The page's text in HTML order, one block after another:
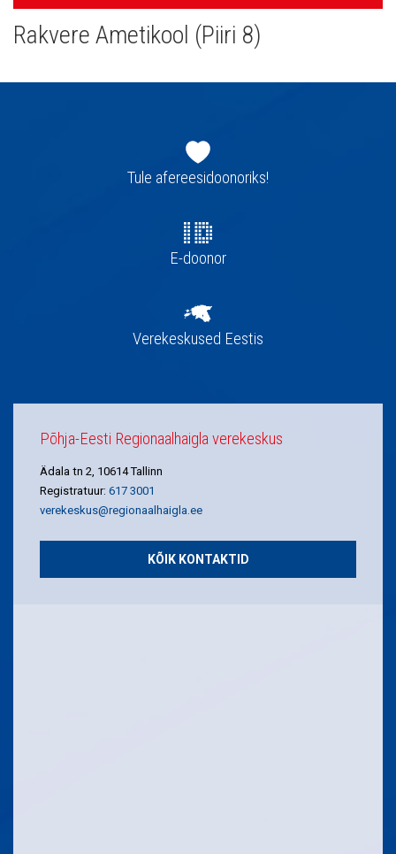
navigatsioon
Rakvere Ametikool (Piiri 8)
navigatsioonTule afereesidoonoriks!
E-doonor
Verekeskused Eestis
Põhja-Eesti Regionaalhaigla verekeskus
Ädala tn 2, 10614 Tallinn
Registratuur: 617 3001
verekeskus@regionaalhaigla.ee
KÕIK KONTAKTID